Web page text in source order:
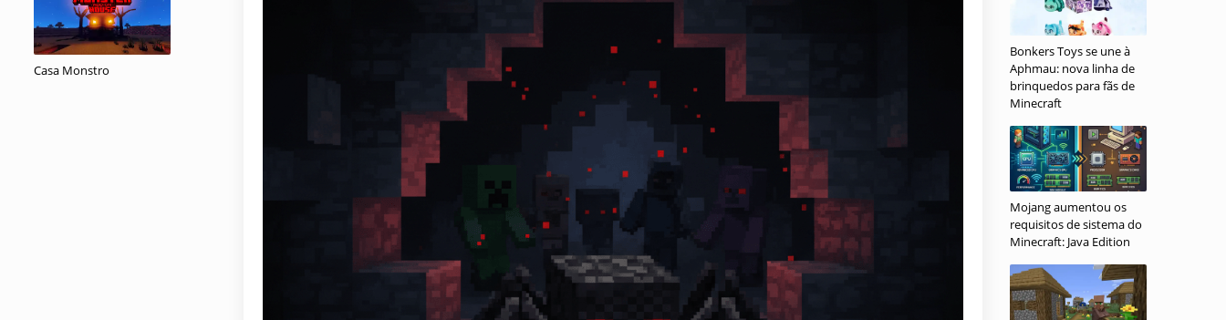
Casa Monstro
Bonkers Toys se une à
Aphmau: nova linha de
brinquedos para fãs de
Minecraft
Mojang aumentou os
requisitos de sistema do
Minecraft: Java Edition